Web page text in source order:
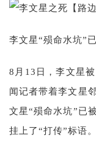
李文星“殒命水坑”
8月13日，李文星
闻记者带着李文星
文星“殒命水坑”已
挂上了“打传”标语。